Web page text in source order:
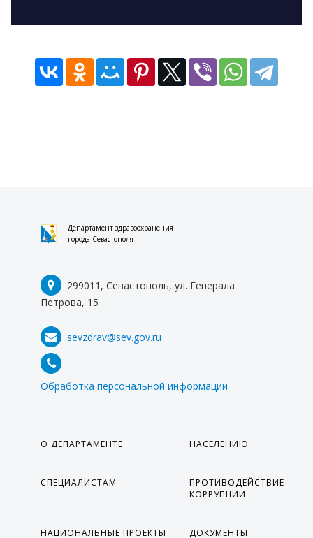
Департамент здравоохранения
города Севастополя
299011, Севастополь, ул. Генерала
Петрова, 15
sevzdrav@sev.gov.ru
.
Обработка персональной информации
О ДЕПАРТАМЕНТЕ НАСЕЛЕНИЮ
СПЕЦИАЛИСТАМ
ПРОТИВОДЕЙСТВИЕ
КОРРУПЦИИ
НАЦИОНАЛЬНЫЕ ПРОЕКТЫ ДОКУМЕНТЫ